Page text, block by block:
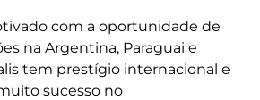
com a oportunidade de
na Argentina, Paraguai e
tem prestígio internacional e
sucesso no